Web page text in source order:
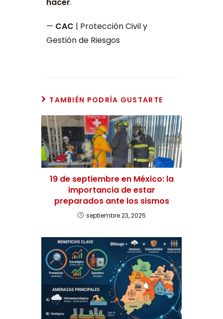
hacer.
— CAC | Protección Civil y
Gestión de Riesgos
TAMBIÉN PODRÍA GUSTARTE
19 de septiembre en México: la
importancia de estar
preparados ante los sismos
septiembre 23, 2025